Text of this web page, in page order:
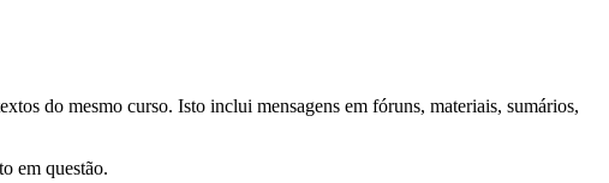
do mesmo curso. Isto inclui mensagens em fóruns, materiais, sumários,
em questão.